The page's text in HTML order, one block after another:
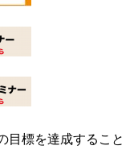
目標を達成すること